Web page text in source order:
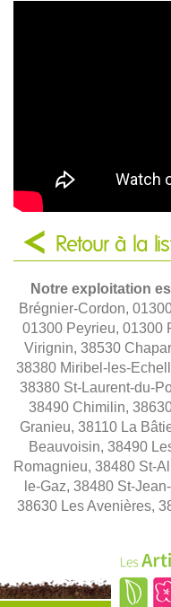
Retour à la
Notre exploitation
Brégnier-Cordon,
01300 Peyrieu, 01300
Virignin, 38530
38380 Miribel-les-
38380 St-Laurent-du-
38490 Chimilin,
Granieu, 38110 La
Beauvoisin, 38490
Romagnieu, 38480 St-
le-Gaz, 38480 St-
38630 Les Avenières,